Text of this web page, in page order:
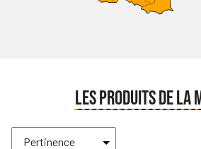
LES PRODUITS DE LA